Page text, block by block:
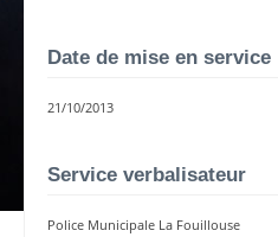
Date de mise en service
21/10/2013
Service verbalisateur
Police Municipale La Fouillouse